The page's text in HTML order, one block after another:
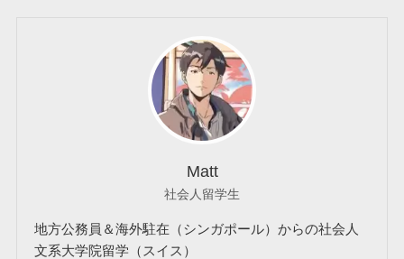
Matt
社会人留学生
地方公務員＆海外駐在（シンガポール）からの社会人
文系大学院留学（スイス）